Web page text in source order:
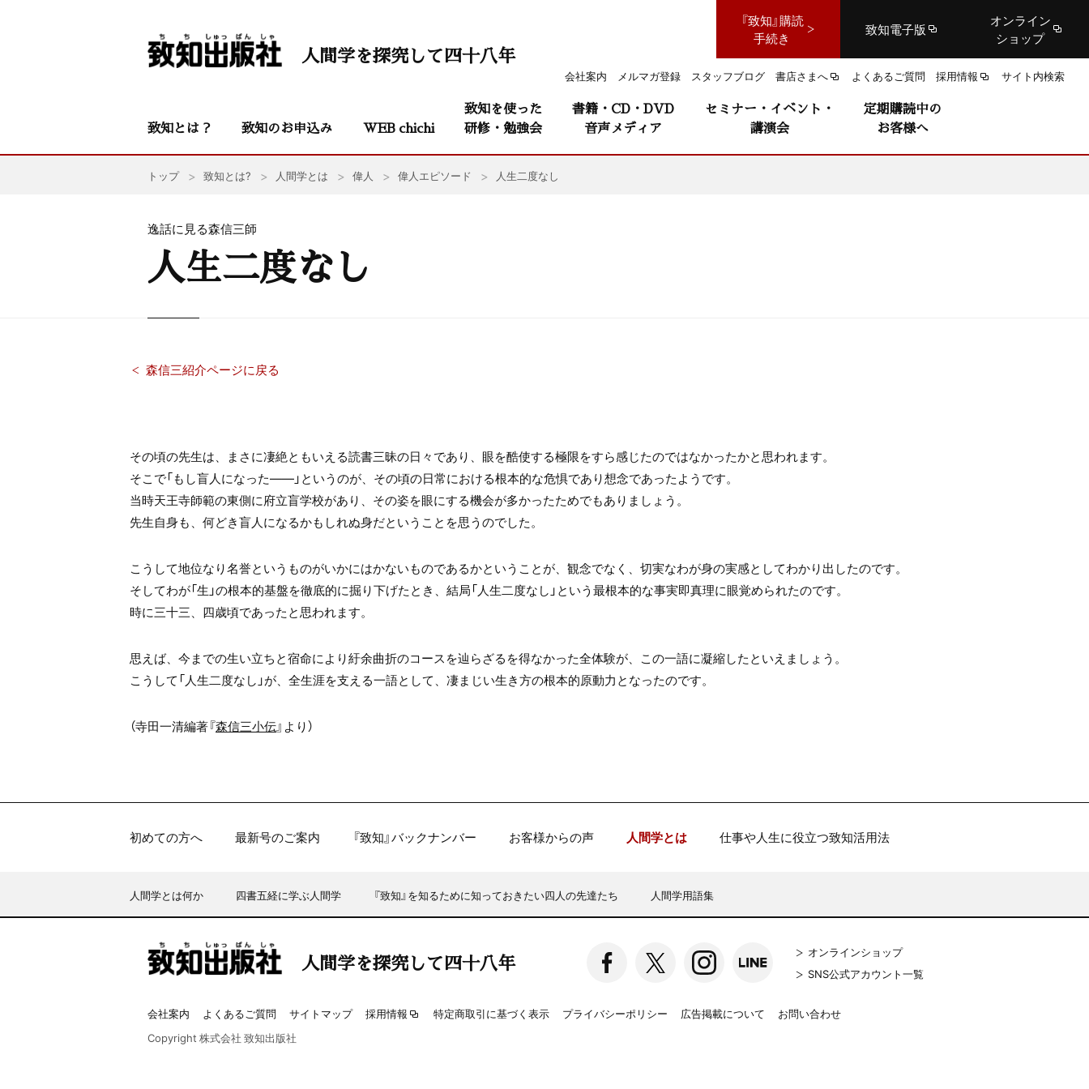
『致知』購読
手続き
致知電子版
オンライン
ショップ
会社案内 メルマガ登録 スタッフブログ 書店さまへ よくあるご質問 採用情報 サイト内検索
人間学を探究して四十八年
致知とは？ 致知のお申込み WEB chichi
致知を使った
研修・勉強会
書籍・CD・DVD
音声メディア
セミナー・イベント・
講演会
定期購読中の
お客様へ
トップ 致知とは? 人間学とは 偉人 偉人エピソード 人生二度なし
逸話に見る森信三師
人生二度なし
森信三紹介ページに戻る
その頃の先生は、まさに凄絶ともいえる読書三昧の日々であり、眼を酷使する極限をすら感じたのではなかったかと思われます。
そこで「もし盲人になった――」というのが、その頃の日常における根本的な危惧であり想念であったようです。
当時天王寺師範の東側に府立盲学校があり、その姿を眼にする機会が多かったためでもありましょう。
先生自身も、何どき盲人になるかもしれぬ身だということを思うのでした。
こうして地位なり名誉というものがいかにはかないものであるかということが、観念でなく、切実なわが身の実感としてわかり出したのです。
そしてわが「生」の根本的基盤を徹底的に掘り下げたとき、結局「人生二度なし」という最根本的な事実即真理に眼覚められたのです。
時に三十三、四歳頃であったと思われます。
思えば、今までの生い立ちと宿命により紆余曲折のコースを辿らざるを得なかった全体験が、この一語に凝縮したといえましょう。
こうして「人生二度なし」が、全生涯を支える一語として、凄まじい生き方の根本的原動力となったのです。
（寺田一清編著『森信三小伝』より）
初めての方へ 最新号のご案内 『致知』バックナンバー お客様からの声 人間学とは 仕事や人生に役立つ致知活用法
人間学とは何か 四書五経に学ぶ人間学 『致知』を知るために知っておきたい四人の先達たち 人間学用語集
人間学を探究して四十八年
オンラインショップ
SNS公式アカウント一覧
会社案内 よくあるご質問 サイトマップ 採用情報 特定商取引に基づく表示 プライバシーポリシー 広告掲載について
お問い合わせ
Copyright 株式会社 致知出版社